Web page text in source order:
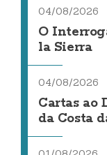
04/08/2026
O
la Sierra
04/08/2026
Cartas ao
da Costa